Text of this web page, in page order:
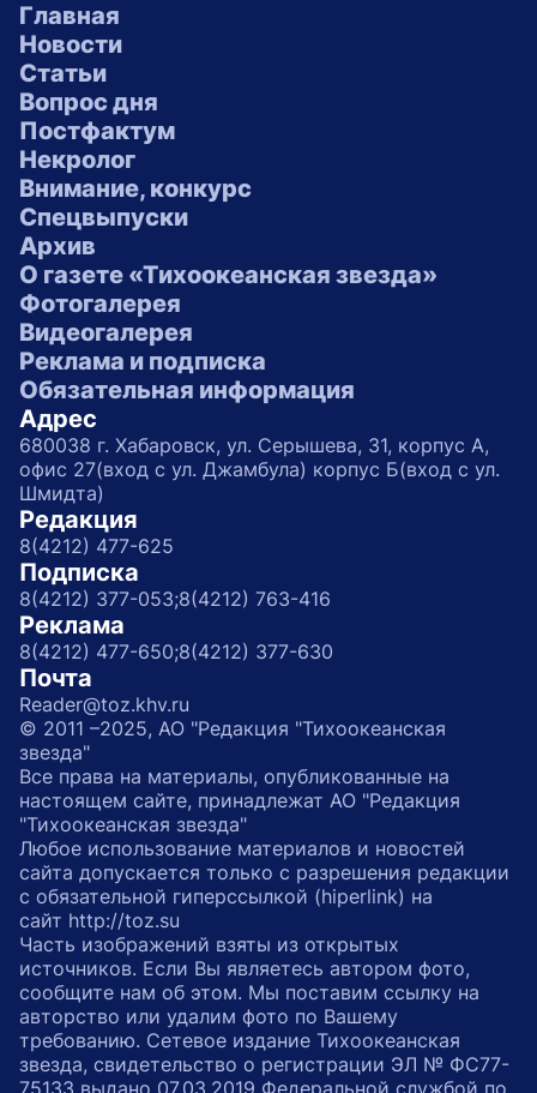
Главная
Новости
Статьи
Вопрос дня
Постфактум
Некролог
Внимание, конкурс
Спецвыпуски
Архив
О газете «Тихоокеанская звезда»
Фотогалерея
Видеогалерея
Реклама и подписка
Обязательная информация
Адрес
680038 г. Хабаровск, ул. Серышева, 31, корпус А,
офис 27(вход с ул. Джамбула) корпус Б(вход с ул.
Шмидта)
Редакция
8(4212) 477-625
Подписка
8(4212) 377-053;8(4212) 763-416
Реклама
8(4212) 477-650;8(4212) 377-630
Почта
Reader@toz.khv.ru
© 2011 –2025, АО "Редакция "Тихоокеанская
звезда"
Все права на материалы, опубликованные на
настоящем сайте, принадлежат АО "Редакция
"Тихоокеанская звезда"
Любое использование материалов и новостей
сайта допускается только с разрешения редакции
с обязательной гиперссылкой (hiperlink) на
сайт http://toz.su
Часть изображений взяты из открытых
источников. Если Вы являетесь автором фото,
сообщите нам об этом. Мы поставим ссылку на
авторство или удалим фото по Вашему
требованию. Сетевое издание Тихоокеанская
звезда, свидетельство о регистрации ЭЛ № ФС77-
75133 выдано 07.03.2019 Федеральной службой по